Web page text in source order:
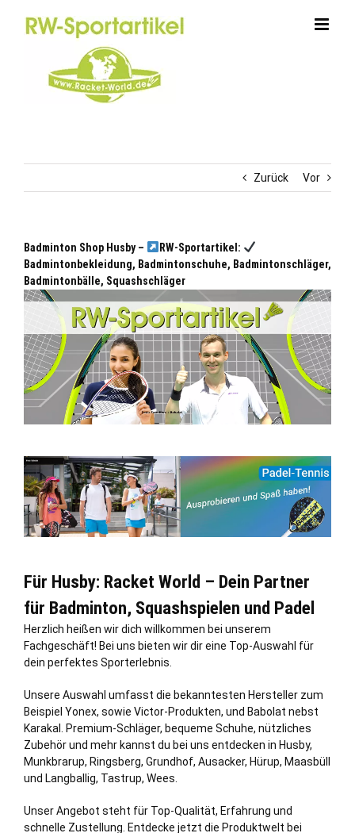
Zurück Vor
Badminton Shop Husby –
RW-Sportartikel:
Badmintonbekleidung, Badmintonschuhe, Badmintonschläger,
Badmintonbälle, Squashschläger
Für Husby: Racket World – Dein Partner
für Badminton, Squashspielen und Padel
Herzlich heißen wir dich willkommen bei unserem
Fachgeschäft! Bei uns bieten wir dir eine Top-Auswahl für
dein perfektes Sporterlebnis.
Unsere Auswahl umfasst die bekanntesten Hersteller zum
Beispiel Yonex, sowie Victor-Produkten, und Babolat nebst
Karakal. Premium-Schläger, bequeme Schuhe, nützliches
Zubehör und mehr kannst du bei uns entdecken in Husby,
Munkbrarup, Ringsberg, Grundhof, Ausacker, Hürup, Maasbüll
und Langballig, Tastrup, Wees
Unser Angebot steht für Top-Qualität, Erfahrung und
schnelle Zustellung. Entdecke jetzt die Produktwelt bei